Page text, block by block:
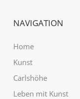
NAVIGATION
Home
Kunst
Carlshöhe
Leben mit Kunst